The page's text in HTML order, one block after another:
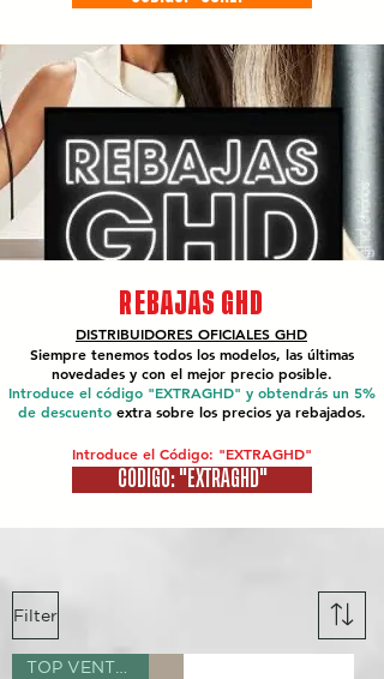
REBAJAS GHD
DISTRIBUIDORES OFICIALES GHD
Siempre tenemos todos los modelos, las últimas
novedades y con el mejor precio posible.
Introduce el código "EXTRAGHD" y obtendrás un 5%
de descuento extra sobre los precios ya rebajados.
Introduce el Código: "EXTRAGHD"
CÓDIGO: "EXTRAGHD"
Filter